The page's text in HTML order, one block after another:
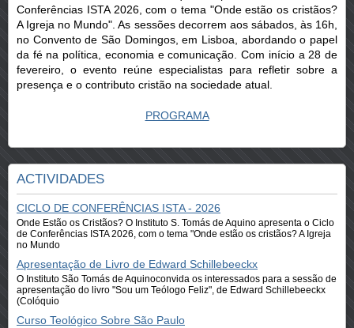
Conferências ISTA 2026, com o tema "Onde estão os cristãos?
A Igreja no Mundo". As sessões decorrem aos sábados, às 16h,
no Convento de São Domingos, em Lisboa, abordando o papel
da fé na política, economia e comunicação. Com início a 28 de
fevereiro, o evento reúne especialistas para refletir sobre a
presença e o contributo cristão na sociedade atual.
PROGRAMA
ACTIVIDADES
CICLO DE CONFERÊNCIAS ISTA - 2026
Onde Estão os Cristãos? O Instituto S. Tomás de Aquino apresenta o Ciclo
de Conferências ISTA 2026, com o tema "Onde estão os cristãos? A Igreja
no Mundo
Apresentação de Livro de Edward Schillebeeckx
O Instituto São Tomás de Aquinoconvida os interessados para a sessão de
apresentação do livro "Sou um Teólogo Feliz", de Edward Schillebeeckx
(Colóquio
Curso Teológico Sobre São Paulo